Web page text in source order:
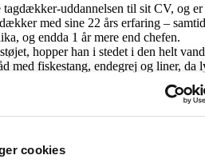
cookies
uddannelsen til sit CV, og er
med sine 22 års erfaring –
og endda 1 år mere end chefen.
hopper han i stedet i den helt
med fiskestang, endegrej og liner, da
er camping med familien også
finger at sætte på det arbejde som